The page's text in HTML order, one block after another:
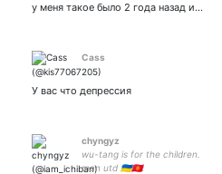
у меня такое было 2 года назад и…
Cass
У вас что депрессия
chyngyz
wu-tang is for the children.
man utd 🇺🇦🇰🇬